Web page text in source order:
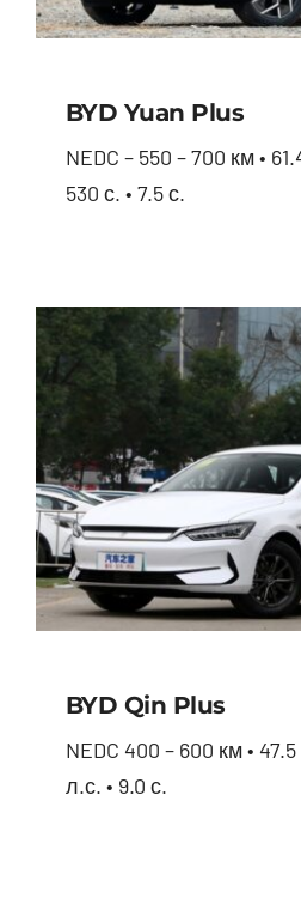
BYD Yuan Plus
NEDC – 550 – 700 км •
530 с. • 7.5 с.
BYD Qin Plus
NEDC 400 – 600 км • 47.5
л.с. • 9.0 с.